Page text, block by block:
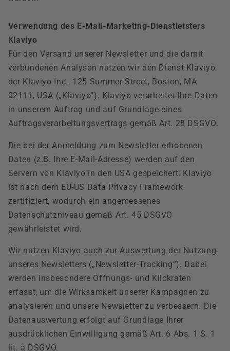
Verwendung des E-Mail-Marketing-Dienstleisters
Klaviyo
Für den Versand unserer Newsletter und die damit
verbundenen Analysen nutzen wir den Dienst Klaviyo
der Klaviyo Inc., 125 Summer Street, Boston, MA
02111, USA („Klaviyo“). Klaviyo verarbeitet Ihre Daten
in unserem Auftrag und auf Grundlage eines
Auftragsverarbeitungsvertrags gemäß Art. 28 DSGVO.
Die bei der Anmeldung zum Newsletter erhobenen
Daten (z.B. Ihre E-Mail-Adresse) werden auf den
Servern von Klaviyo in den USA gespeichert. Klaviyo
ist nach dem EU-US Data Privacy Framework
zertifiziert, wodurch ein angemessenes
Datenschutzniveau gemäß Art. 45 DSGVO
gewährleistet wird.
Wir nutzen Klaviyo auch zur Auswertung der Nutzung
unseres Newsletters („Newsletter-Tracking“). Dabei
werden insbesondere Öffnungs- und Klickraten
erfasst, um die Wirksamkeit unserer Kampagnen zu
analysieren und unsere Newsletter zu verbessern. Die
Datenauswertung erfolgt auf Grundlage Ihrer
ausdrücklichen Einwilligung gemäß Art. 6 Abs. 1 S. 1
lit. a DSGVO.